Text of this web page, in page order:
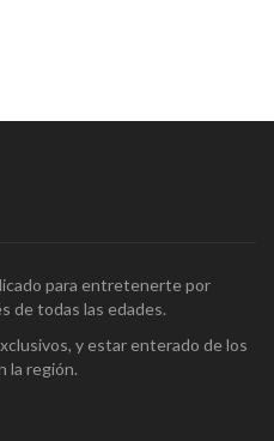
para entretenerte por
de todas las edades.
y estar enterado de los
la región.